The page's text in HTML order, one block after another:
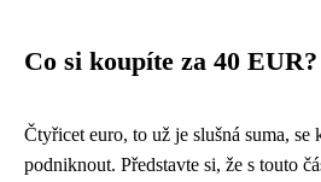
Co si koupíte za 40 EUR?
Čtyřicet euro, to už je slušná suma, se
podniknout. Představte si, že s touto